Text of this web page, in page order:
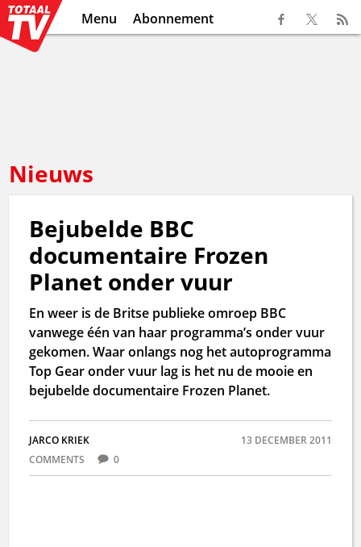
Menu Abonnement
Nieuws
Bejubelde BBC
documentaire Frozen
Planet onder vuur
En weer is de Britse publieke omroep BBC
vanwege één van haar programma’s onder vuur
gekomen. Waar onlangs nog het autoprogramma
Top Gear onder vuur lag is het nu de mooie en
bejubelde documentaire Frozen Planet.
JARCO KRIEK
13 DECEMBER 2011
COMMENTS
0